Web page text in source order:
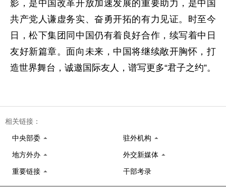
影，是中国改革开放加速发展的重要助力，是中国
共产党人谦虚务实、奋勇开拓的有力见证。时至今
日，松下集团同中国仍有着良好合作，续写着中日
友好新篇章。面向未来，中国将继续敞开胸怀，打
造世界舞台，诚邀国际友人，谱写更多“君子之约”。
相关链接：
中央部委 驻外机构
地方外办 外交新媒体
重要链接 干部考录